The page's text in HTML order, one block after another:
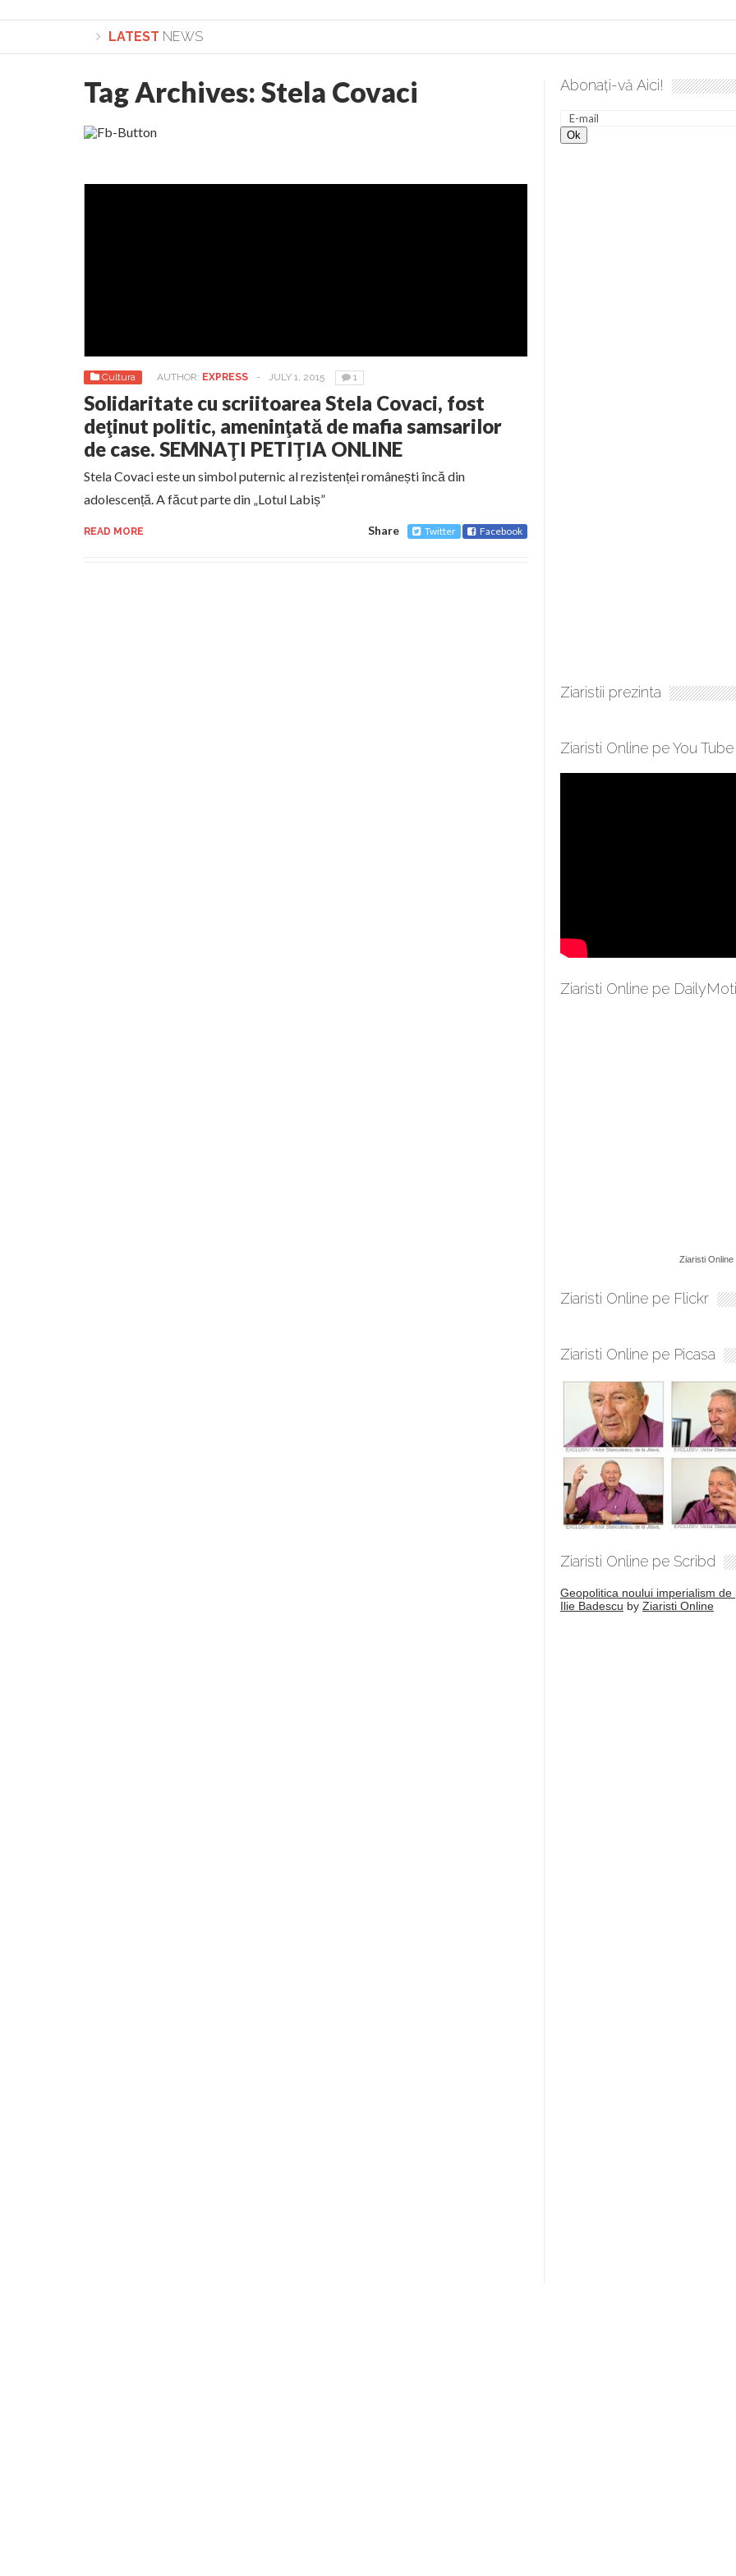
LATEST NEWS
Lepădarea de sine și urmarea lui Hristos. Calea spre desăvârșire. Gând de duminică de Elena Solunca Moise
Tag Archives:Stela Covaci
Cultura AUTHOR: EXPRESS - JULY 1, 2015 1
Solidaritate cu scriitoarea Stela Covaci, fost
deţinut politic, ameninţată de mafia samsarilor
de case. SEMNAŢI PETIŢIA ONLINE
Stela Covaci este un simbol puternic al rezistenței românești încă din
adolescență. A făcut parte din „Lotul Labiș”
READ MORE Share Twitter Facebook
Abonați-vă Aici!
Ziaristii prezinta
Ziaristi Online pe You Tube
Ziaristi Online pe
Ziaristi Online
Ziaristi Online pe Flickr
Ziaristi Online pe Picasa
Ziaristi Online pe Scribd
Geopolitica noului imperialism de
Ilie Badescu by Ziaristi Online